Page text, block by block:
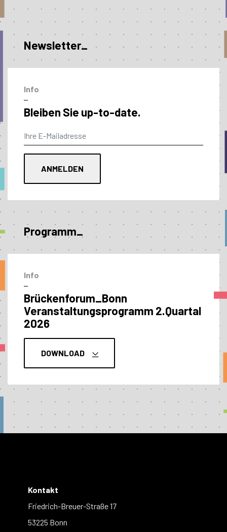
Newsletter_
Info
–
Bleiben Sie up-to-date.
Programm_
Info
–
Brückenforum_Bonn
Veranstaltungs­programm 2.Quartal
2026
DOWNLOAD
Kontakt
Friedrich-Breuer-Straße 17
53225 Bonn